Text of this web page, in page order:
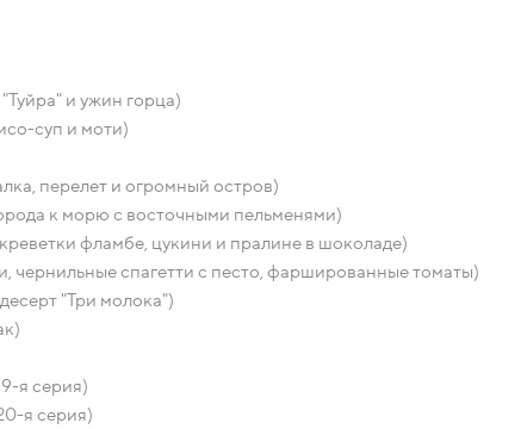
и ужин горца)
суп и моти)
перелет и огромный остров)
к морю с восточными пельменями)
фламбе, цукини и пралине в шоколаде)
чернильные спагетти с песто, фаршированные томаты)
"Три молока")
я серия)
я серия)